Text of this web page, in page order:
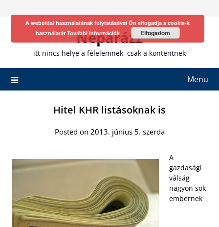
Neparázz
itt nincs helye a félelemnek, csak a kontentnek
Menu
Hitel KHR listásoknak is
Posted on 2013. június 5. szerda
A
gazdasági
válság
nagyon sok
embernek
A weboldal használatának folytatásával Ön elfogadja a cookie-k
használatát További információk Elfogadom